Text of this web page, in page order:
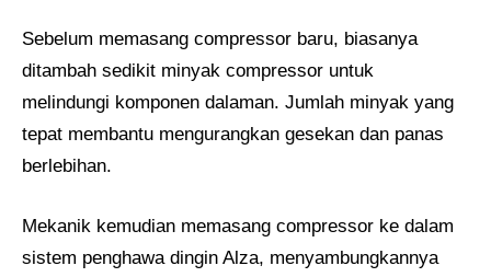
Sebelum memasang compressor baru, biasanya
ditambah sedikit minyak compressor untuk
melindungi komponen dalaman. Jumlah minyak yang
tepat membantu mengurangkan gesekan dan panas
berlebihan.
Mekanik kemudian memasang compressor ke dalam
sistem penghawa dingin Alza, menyambungkannya